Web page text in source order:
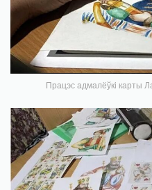
Працэс адмалёўкі карты